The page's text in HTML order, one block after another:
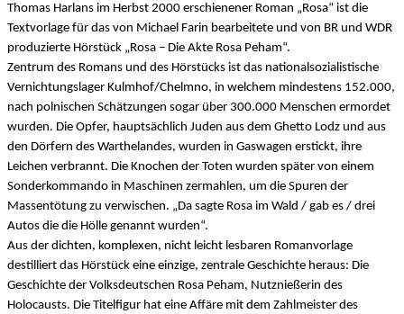
Thomas Harlans im Herbst 2000 erschienener Roman „Rosa“ ist die
Textvorlage für das von Michael Farin bearbeitete und von BR und WDR
produzierte Hörstück „Rosa – Die Akte Rosa Peham“.
Zentrum des Romans und des Hörstücks ist das nationalsozialistische
Vernichtungslager Kulmhof/Chelmno, in welchem mindestens 152.000,
nach polnischen Schätzungen sogar über 300.000 Menschen ermordet
wurden. Die Opfer, hauptsächlich Juden aus dem Ghetto Lodz und aus
den Dörfern des Warthelandes, wurden in Gaswagen erstickt, ihre
Leichen verbrannt. Die Knochen der Toten wurden später von einem
Sonderkommando in Maschinen zermahlen, um die Spuren der
Massentötung zu verwischen. „Da sagte Rosa im Wald / gab es / drei
Autos die die Hölle genannt wurden“.
Aus der dichten, komplexen, nicht leicht lesbaren Romanvorlage
destilliert das Hörstück eine einzige, zentrale Geschichte heraus: Die
Geschichte der Volksdeutschen Rosa Peham, Nutznießerin des
Holocausts. Die Titelfigur hat eine Affäre mit dem Zahlmeister des